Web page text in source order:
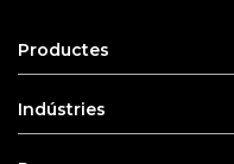
Productes
Indústries